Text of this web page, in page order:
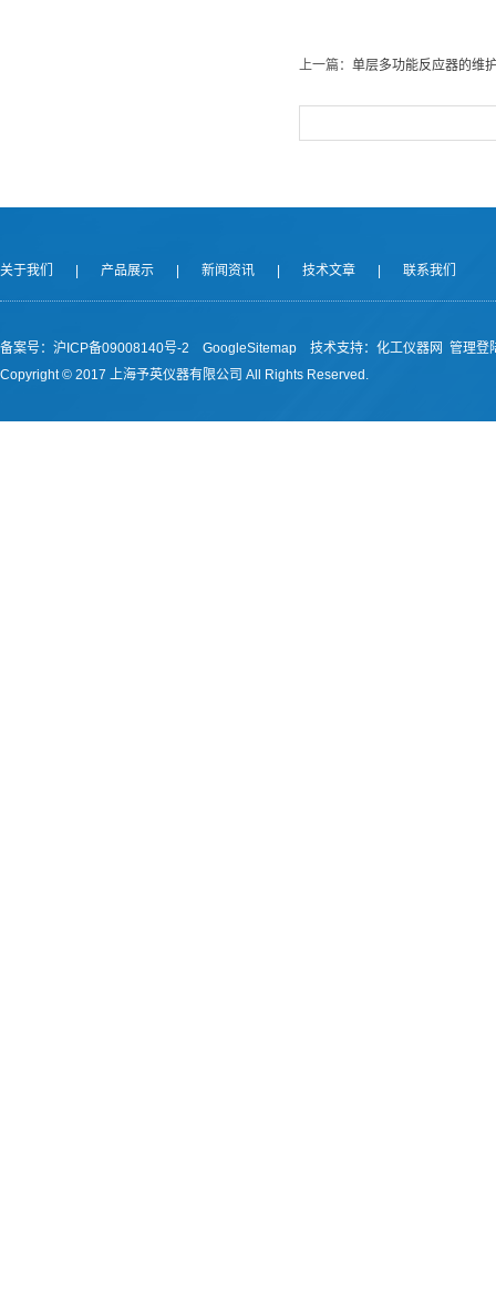
上一篇： 单层多功能反应器的维
关于我们 产品展示 新闻资讯 技术文章 联系我们
备案号：沪ICP备09008140号-2 GoogleSitemap 技术支持： 化工仪器网 管理登
Copyright © 2017 上海予英仪器有限公司 All Rights Reserved.